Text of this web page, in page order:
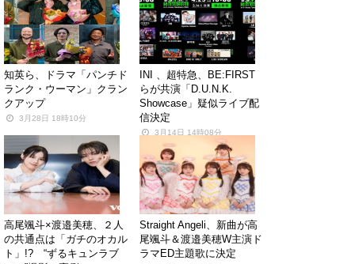
知英ら、ドラマ「パンチド
ランク・ウーマン」クラン
クアップ
3月28日 18時10分
INI 、超特急、BE:FIRST
らが共演「D.U.N.K.
Showcase」疑似ライブ配
信決定
3月14日 14時08分
高尾颯斗×渡邉美穂、２人
の共通点は「ガチのオカル
ト」!? “ずるキュンラブ
Straight Angeli、新曲が高
尾颯斗＆渡邉美穂W主演ド
ラマED主題歌に決定